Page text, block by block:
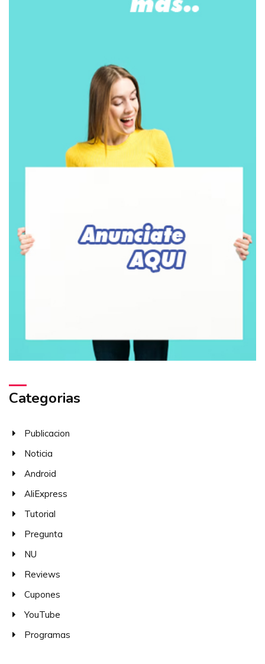
Categorias
Publicacion
Noticia
Android
AliExpress
Tutorial
Pregunta
NU
Reviews
Cupones
YouTube
Programas